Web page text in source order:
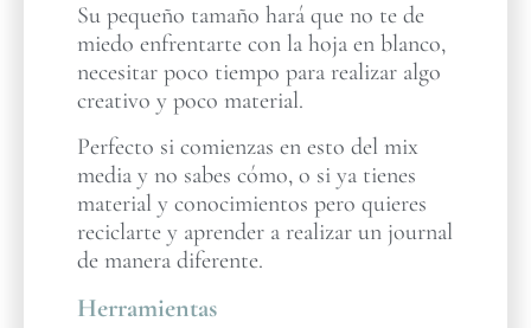
Su pequeño tamaño hará que no te de
miedo enfrentarte con la hoja en blanco,
necesitar poco tiempo para realizar algo
creativo y poco material.
Perfecto si comienzas en esto del mix
media y no sabes cómo, o si ya tienes
material y conocimientos pero quieres
reciclarte y aprender a realizar un journal
de manera diferente.
Herramientas